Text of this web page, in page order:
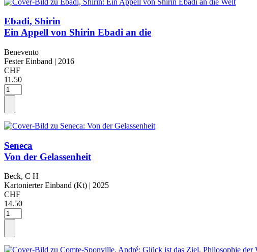
Ebadi, Shirin
Ein Appell von Shirin Ebadi an die
Benevento
Fester Einband | 2016
CHF
11.50
Seneca
Von der Gelassenheit
Beck, C H
Kartonierter Einband (Kt) | 2025
CHF
14.50